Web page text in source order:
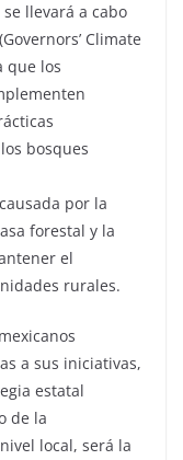
llevará a cabo
Climate
que los
bosques
por la
forestal y la
el
rurales.
a sus iniciativas,
estatal
de la
local, será la